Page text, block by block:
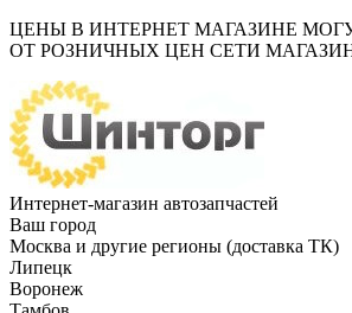
ЦЕНЫ В ИНТЕРНЕТ МАГАЗИНЕ
ОТ РОЗНИЧНЫХ ЦЕН СЕТИ
Интернет-магазин автозапчастей
Ваш город
Москва и другие регионы (доставка ТК)
Липецк
Воронеж